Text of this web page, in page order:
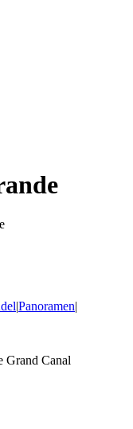
|Panoramen|
Grand Canal